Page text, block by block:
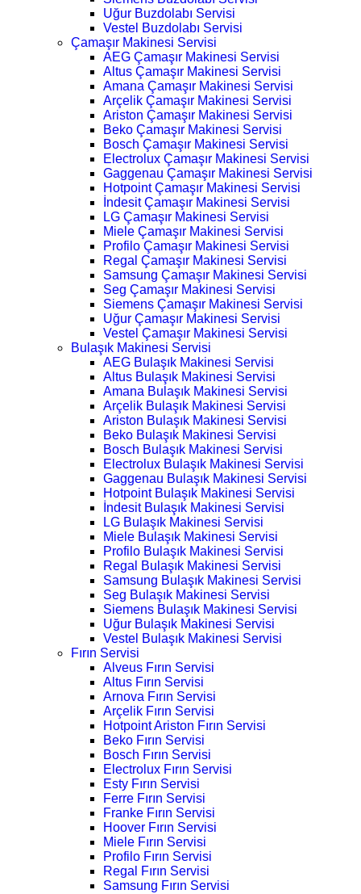
Uğur Buzdolabı Servisi
Vestel Buzdolabı Servisi
Çamaşır Makinesi Servisi
AEG Çamaşır Makinesi Servisi
Altus Çamaşır Makinesi Servisi
Amana Çamaşır Makinesi Servisi
Arçelik Çamaşır Makinesi Servisi
Ariston Çamaşır Makinesi Servisi
Beko Çamaşır Makinesi Servisi
Bosch Çamaşır Makinesi Servisi
Electrolux Çamaşır Makinesi Servisi
Gaggenau Çamaşır Makinesi Servisi
Hotpoint Çamaşır Makinesi Servisi
İndesit Çamaşır Makinesi Servisi
LG Çamaşır Makinesi Servisi
Miele Çamaşır Makinesi Servisi
Profilo Çamaşır Makinesi Servisi
Regal Çamaşır Makinesi Servisi
Samsung Çamaşır Makinesi Servisi
Seg Çamaşır Makinesi Servisi
Siemens Çamaşır Makinesi Servisi
Uğur Çamaşır Makinesi Servisi
Vestel Çamaşır Makinesi Servisi
Bulaşık Makinesi Servisi
AEG Bulaşık Makinesi Servisi
Altus Bulaşık Makinesi Servisi
Amana Bulaşık Makinesi Servisi
Arçelik Bulaşık Makinesi Servisi
Ariston Bulaşık Makinesi Servisi
Beko Bulaşık Makinesi Servisi
Bosch Bulaşık Makinesi Servisi
Electrolux Bulaşık Makinesi Servisi
Gaggenau Bulaşık Makinesi Servisi
Hotpoint Bulaşık Makinesi Servisi
İndesit Bulaşık Makinesi Servisi
LG Bulaşık Makinesi Servisi
Miele Bulaşık Makinesi Servisi
Profilo Bulaşık Makinesi Servisi
Regal Bulaşık Makinesi Servisi
Samsung Bulaşık Makinesi Servisi
Seg Bulaşık Makinesi Servisi
Siemens Bulaşık Makinesi Servisi
Uğur Bulaşık Makinesi Servisi
Vestel Bulaşık Makinesi Servisi
Fırın Servisi
Alveus Fırın Servisi
Altus Fırın Servisi
Arnova Fırın Servisi
Arçelik Fırın Servisi
Hotpoint Ariston Fırın Servisi
Beko Fırın Servisi
Bosch Fırın Servisi
Electrolux Fırın Servisi
Esty Fırın Servisi
Ferre Fırın Servisi
Franke Fırın Servisi
Hoover Fırın Servisi
Miele Fırın Servisi
Profilo Fırın Servisi
Regal Fırın Servisi
Samsung Fırın Servisi